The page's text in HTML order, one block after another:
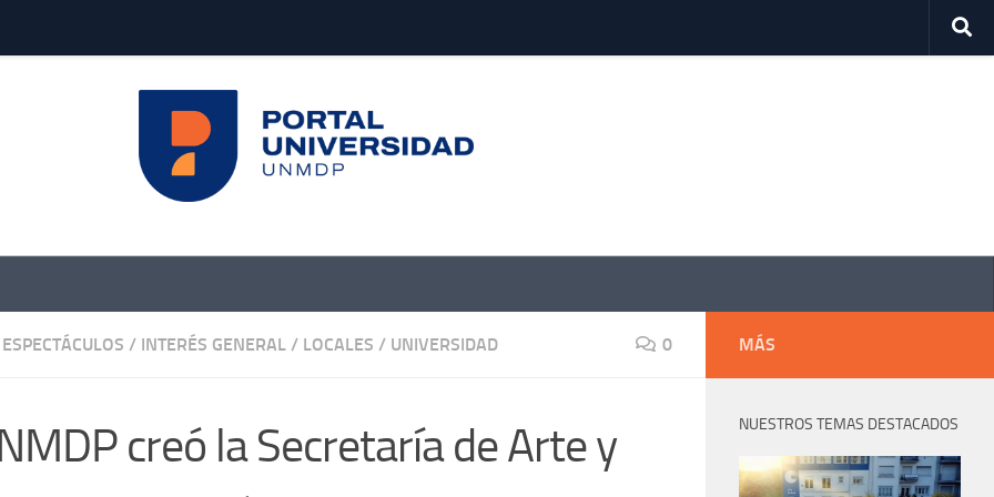
/ INTERÉS GENERAL / LOCALES / UNIVERSIDAD 0
creó la Secretaría de Arte y
MÁS
NUESTROS TEMAS DESTACADOS